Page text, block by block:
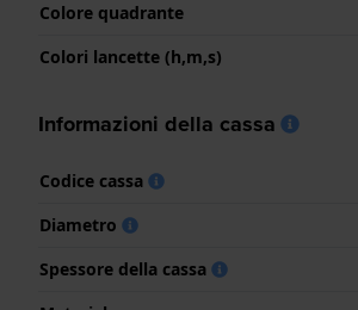
Colore quadrante
Colori lancette (h,m,s)
Informazioni della cassa
Codice cassa
Diametro
Spessore della cassa